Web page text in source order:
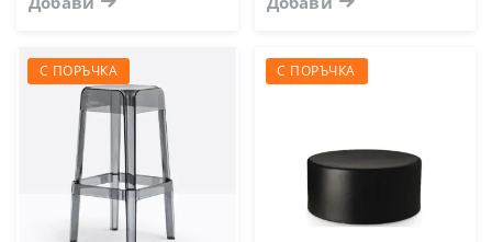
С ПОРЪЧКА С ПОРЪЧКА